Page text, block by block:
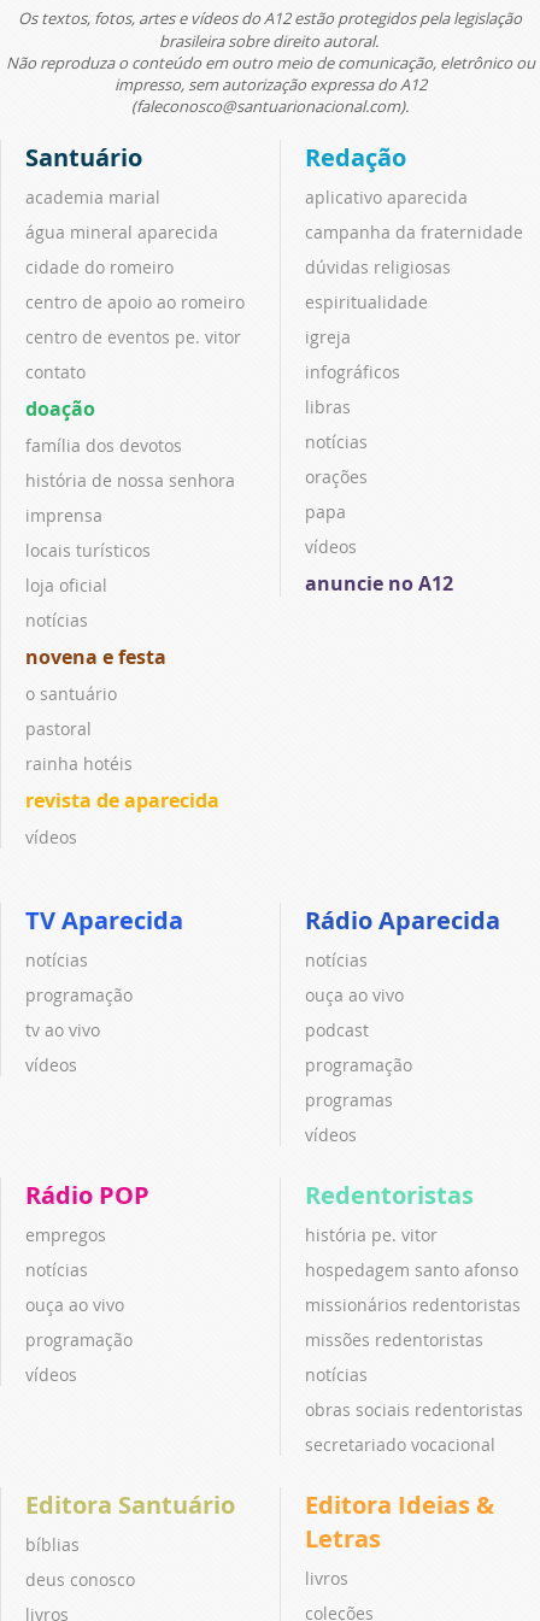
Os textos, fotos, artes e vídeos do A12 estão protegidos pela legislação
brasileira sobre direito autoral.
Não reproduza o conteúdo em outro meio de comunicação, eletrônico ou
impresso, sem autorização expressa do A12
(faleconosco@santuarionacional.com).
Santuário
academia marial
água mineral aparecida
cidade do romeiro
centro de apoio ao romeiro
centro de eventos pe. vitor
contato
doação
família dos devotos
história de nossa senhora
imprensa
locais turísticos
loja oficial
notícias
novena e festa
o santuário
pastoral
rainha hotéis
revista de aparecida
vídeos
Redação
aplicativo aparecida
campanha da fraternidade
dúvidas religiosas
espiritualidade
igreja
infográficos
libras
notícias
orações
papa
vídeos
anuncie no A12
TV Aparecida
notícias
programação
tv ao vivo
vídeos
Rádio Aparecida
notícias
ouça ao vivo
podcast
programação
programas
vídeos
Rádio POP
empregos
notícias
ouça ao vivo
programação
vídeos
Redentoristas
história pe. vitor
hospedagem santo afonso
missionários redentoristas
missões redentoristas
notícias
obras sociais redentoristas
secretariado vocacional
Editora Santuário
bíblias
deus conosco
livros
Editora Ideias &
Letras
livros
coleções